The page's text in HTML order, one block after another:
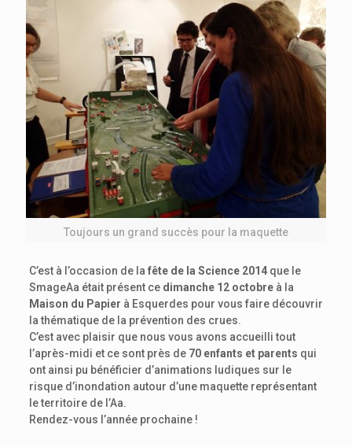
Toujours un grand succès pour la maquette
C’est à l’occasion de la fête de la Science 2014que le
SmageAa était présent ce dimanche 12 octobreà la
Maison du Papier à Esquerdes pour vous faire découvrir
la thématique de la prévention des crues.
C’est avec plaisir que nous vous avons accueilli tout
l’après-midi et ce sont près de 70 enfants et parents qui
ont ainsi pu bénéficier d’animations ludiques sur le
risque d’inondation autour d’une maquette représentant
le territoire de l’Aa.
Rendez-vous l’année prochaine !